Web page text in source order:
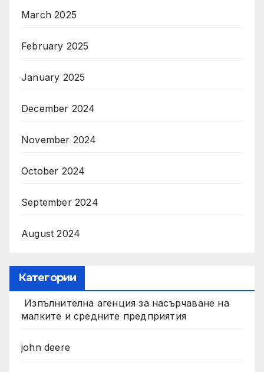
March 2025
February 2025
January 2025
December 2024
November 2024
October 2024
September 2024
August 2024
Категории
Изпълнителна агенция за насърчаване на
малките и средните предприятия
john deere